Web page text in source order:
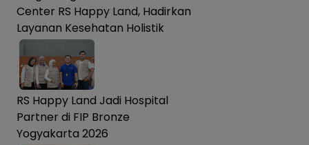
Center RS Happy Land, Hadirkan
Layanan Kesehatan Holistik
RS Happy Land Jadi Hospital
Partner di FIP Bronze
Yogyakarta 2026